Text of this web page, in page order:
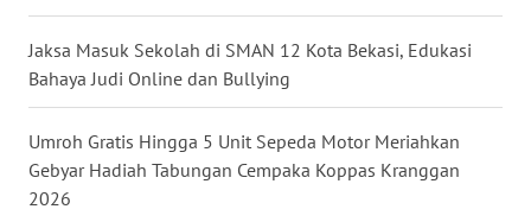
Jaksa Masuk Sekolah di SMAN 12 Kota Bekasi, Edukasi
Bahaya Judi Online dan Bullying
Umroh Gratis Hingga 5 Unit Sepeda Motor Meriahkan
Gebyar Hadiah Tabungan Cempaka Koppas Kranggan
2026
WN
LABUHANBATU
WN
TAPANULI
TENGAH